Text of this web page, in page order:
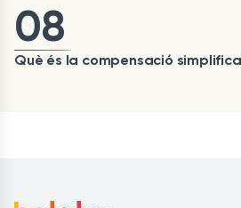
08
Què és la compensació